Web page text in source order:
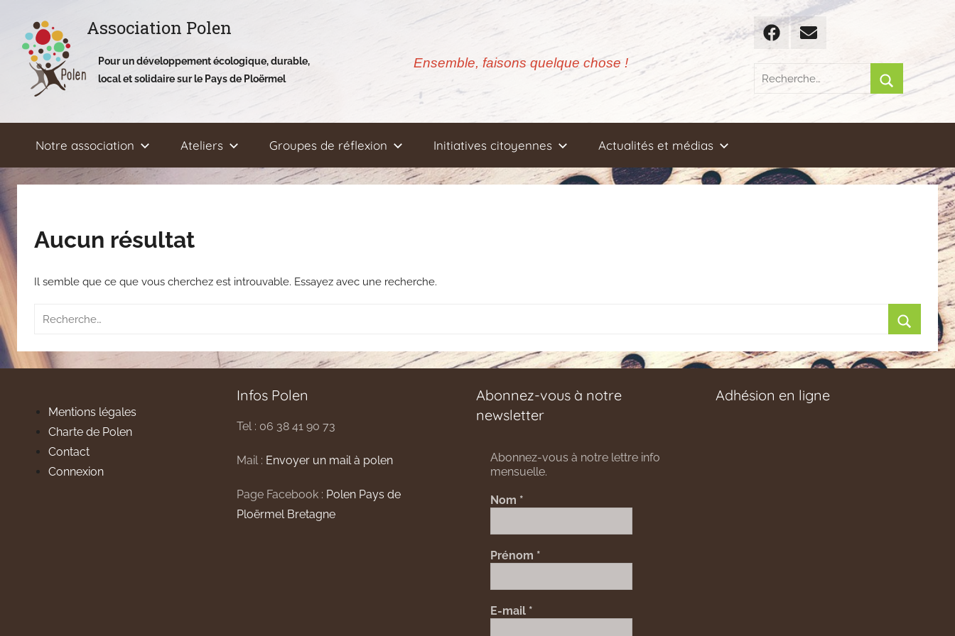
contenu
Association Polen
Pour un développement écologique, durable,
local et solidaire sur le Pays de Ploërmel
Ensemble, faisons quelque chose !
FacebookEmail
Recherche
pour
Rechercher
Notre association Ateliers Groupes de réflexion Initiatives citoyennes Actualités et médias
Aucun résultat
Il semble que ce que vous cherchez est introuvable. Essayez avec une recherche.
Recherche
:
Mentions légales
Charte de Polen
Contact
Connexion
Infos Polen
Tel : 06 38 41 90 73
Mail : Envoyer un mail à polen
Page Facebook : Polen Pays de
Ploërmel Bretagne
Abonnez-vous à notre
newsletter
Abonnez-vous à notre lettre info
mensuelle.
Nom *
Prénom *
E-mail *
Adhésion en ligne